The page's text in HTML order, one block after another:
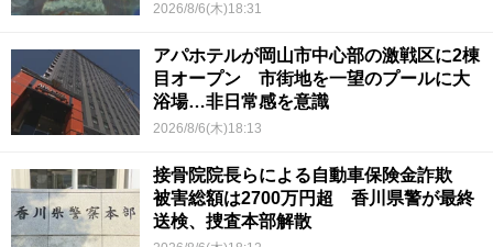
2026/8/6(木)18:31
アパホテルが岡山市中心部の激戦区に2棟
目オープン 市街地を一望のプールに大
浴場…非日常感を意識
2026/8/6(木)18:13
接骨院院長らによる自動車保険金詐欺
被害総額は2700万円超 香川県警が最終
送検、捜査本部解散